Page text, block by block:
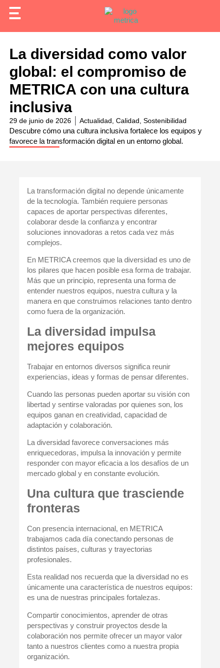
La diversidad como valor
global: el compromiso de
METRICA con una cultura
inclusiva
29 de junio de 2026 Actualidad Calidad Sostenibilidad
Descubre cómo una cultura inclusiva fortalece los equipos y
favorece la transformación digital en un entorno global.
La transformación digital no depende únicamente
de la tecnología. También requiere personas
capaces de aportar perspectivas diferentes,
colaborar desde la confianza y encontrar
soluciones innovadoras a retos cada vez más
complejos.
En METRICA creemos que la diversidad es uno de
los pilares que hacen posible esa forma de trabajar.
Más que un principio, representa una forma de
entender nuestros equipos, nuestra cultura y la
manera en que construimos relaciones tanto dentro
como fuera de la organización.
La diversidad impulsa
mejores equipos
Trabajar en entornos diversos significa reunir
experiencias, ideas y formas de pensar diferentes.
Cuando las personas pueden aportar su visión con
libertad y sentirse valoradas por quienes son, los
equipos ganan en creatividad, capacidad de
adaptación y colaboración.
La diversidad favorece conversaciones más
enriquecedoras, impulsa la innovación y permite
responder con mayor eficacia a los desafíos de un
mercado global y en constante evolución.
Una cultura que trasciende
fronteras
Con presencia internacional, en METRICA
trabajamos cada día conectando personas de
distintos países, culturas y trayectorias
profesionales.
Esta realidad nos recuerda que la diversidad no es
únicamente una característica de nuestros equipos:
es una de nuestras principales fortalezas.
Compartir conocimientos, aprender de otras
perspectivas y construir proyectos desde la
colaboración nos permite ofrecer un mayor valor
tanto a nuestros clientes como a nuestra propia
organización.